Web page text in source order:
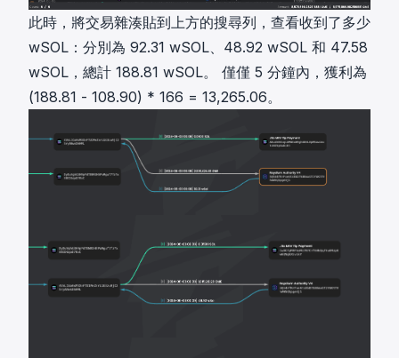
此時，將交易雜湊貼到上方的搜尋列，查看收到了多少
wSOL：分別為 92.31 wSOL、48.92 wSOL 和 47.58
wSOL，總計 188.81 wSOL。 僅僅 5 分鐘內，獲利為
(188.81 - 108.90) * 166 = 13,265.06。